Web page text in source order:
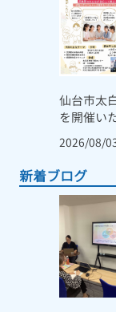
仙台市太
を開催い
2026/08/
新着ブログ